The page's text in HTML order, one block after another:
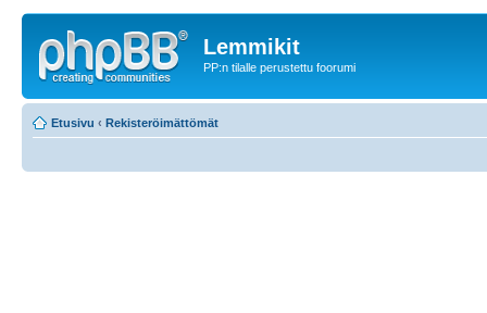
Lemmikit
PP:n tilalle perustettu foorumi
Etusivu ‹ Rekisteröimättömät